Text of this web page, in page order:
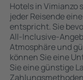
Hotels in Vimianzo
jeder Reisende
entspricht. Sie
All-Inclusive-
Atmosphäre und
können Sie eine
Sie eine günstige